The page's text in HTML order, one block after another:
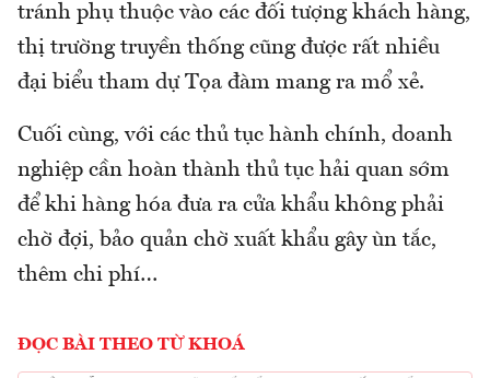
tránh phụ thuộc vào các đối tượng khách hàng,
thị trường truyền thống cũng được rất nhiều
đại biểu tham dự Tọa đàm mang ra mổ xẻ.
Cuối cùng, với các thủ tục hành chính, doanh
nghiệp cần hoàn thành thủ tục hải quan sớm
để khi hàng hóa đưa ra cửa khẩu không phải
chờ đợi, bảo quản chờ xuất khẩu gây ùn tắc,
thêm chi phí…
ĐỌC BÀI THEO TỪ KHOÁ